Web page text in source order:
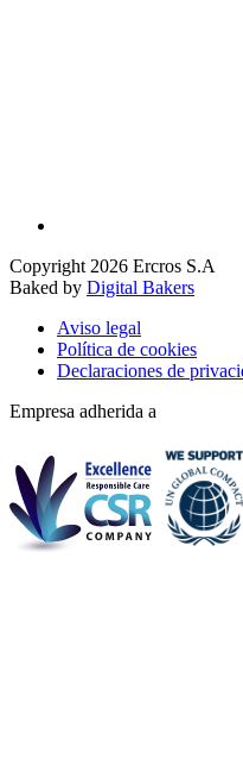
Copyright 2026 Ercros S.A
Baked by Digital Bakers
Aviso legal
Política de cookies
Declaraciones de
Empresa adherida a